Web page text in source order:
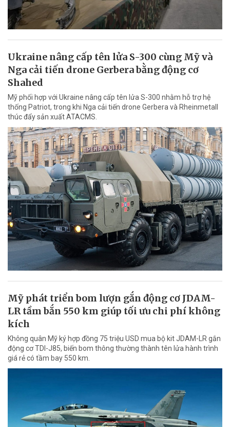
Ukraine nâng cấp tên lửa S-300 cùng Mỹ và
Nga cải tiến drone Gerbera bằng động cơ
Shahed
Mỹ phối hợp với Ukraine nâng cấp tên lửa S-300 nhằm hỗ trợ hệ
thống Patriot, trong khi Nga cải tiến drone Gerbera và Rheinmetall
thúc đẩy sản xuất ATACMS.
Mỹ phát triển bom lượn gắn động cơ JDAM-
LR tầm bắn 550 km giúp tối ưu chi phí không
kích
Không quân Mỹ ký hợp đồng 75 triệu USD mua bộ kit JDAM-LR gắn
động cơ TDI-J85, biến bom thông thường thành tên lửa hành trình
giá rẻ có tầm bay 550 km.